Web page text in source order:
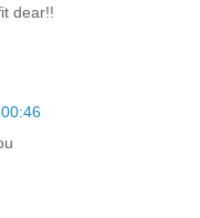
dear!!